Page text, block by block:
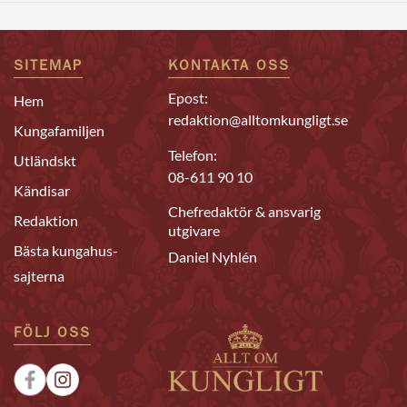
SITEMAP
Hem
Kungafamiljen
Utländskt
Kändisar
Redaktion
Bästa kungahus-
sajterna
KONTAKTA OSS
Epost:
redaktion@alltomkungligt.se
Telefon:
08-611 90 10
Chefredaktör & ansvarig
utgivare
Daniel Nyhlén
FÖLJ OSS